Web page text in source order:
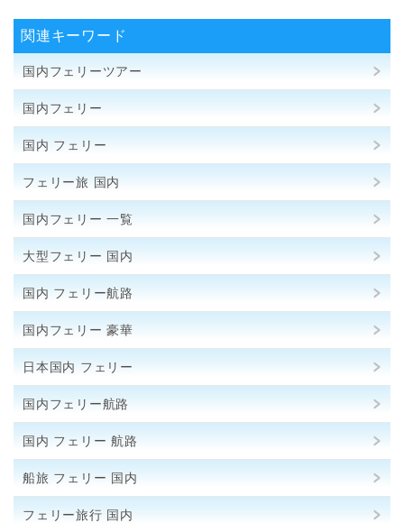
関連キーワード
国内フェリーツアー
国内フェリー
国内 フェリー
フェリー旅 国内
国内フェリー 一覧
大型フェリー 国内
国内 フェリー航路
国内フェリー 豪華
日本国内 フェリー
国内フェリー航路
国内 フェリー 航路
船旅 フェリー 国内
フェリー旅行 国内